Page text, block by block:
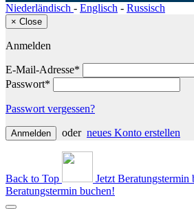
Niederländisch - Englisch - Russisch
× Close
Anmelden
E-Mail-Adresse*
Passwort*
Passwort vergessen?
Anmelden oder neues Konto erstellen
Back to Top Jetzt Beratungstermin
Beratungstermin buchen!